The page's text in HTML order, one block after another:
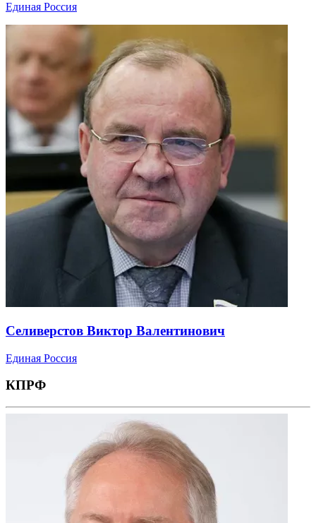
Единая Россия
Селиверстов Виктор Валентинович
Единая Россия
КПРФ